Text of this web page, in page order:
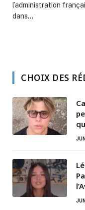
l’administration
dans…
CHOIX DES